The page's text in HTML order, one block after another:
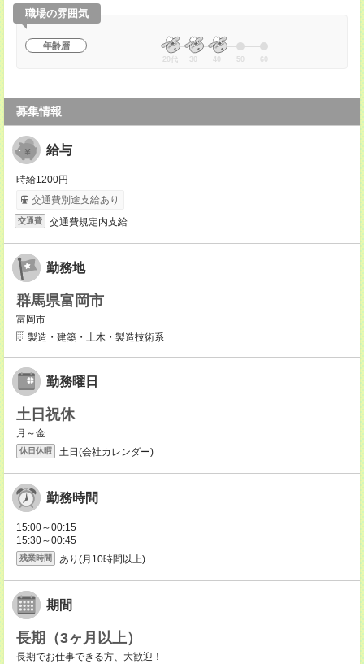
職場の雰囲気
年齢層
20代 30 40 50 60
募集情報
給与
時給1200円
交通費別途支給あり
交通費 交通費規定内支給
勤務地
群馬県富岡市
富岡市
製造・建築・土木・製造技術系
勤務曜日
土日祝休
月～金
休日休暇 土日(会社カレンダー)
勤務時間
15:00～00:15
15:30～00:45
残業時間 あり(月10時間以上)
期間
長期（3ヶ月以上）
長期でお仕事できる方、大歓迎！